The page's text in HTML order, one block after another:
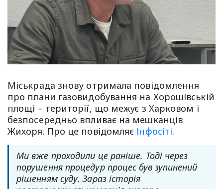
Міськрада знову отримала повідомлення
про плани газовидобування на Хорошівській
площі – території, що межує з Харковом і
безпосередньо впливає на мешканців
Жихоря. Про це повідомляє Інфосіті.
Ми вже проходили це раніше. Тоді через
порушення процедур процес був зупинений
рішенням суду. Зараз історія